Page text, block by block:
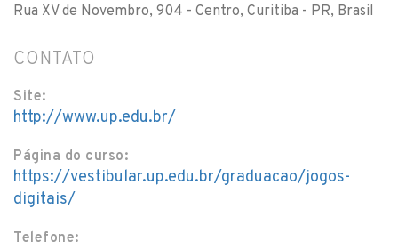
Rua XV de Novembro, 904 - Centro, Curitiba - PR, Brasil
CONTATO
Site:
http://www.up.edu.br/
Página do curso:
https://vestibular.up.edu.br/graduacao/jogos-
digitais/
Telefone: